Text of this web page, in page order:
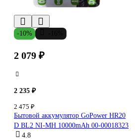
-10%
2 079 ₽
2 235 ₽
2 475 ₽
Бытовой аккумулятор GoPower HR20
D BL2 NI-MH 10000mAh 00-00018323
4.8